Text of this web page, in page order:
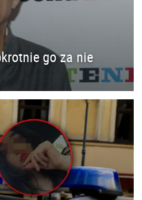
go za nie